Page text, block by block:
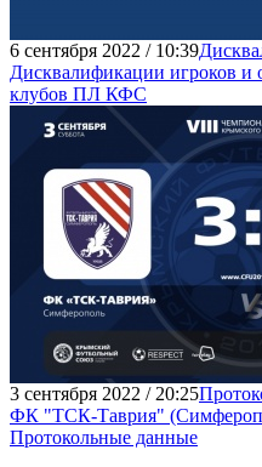
6 сентября 2022 / 10:39
Дисквалификации игроков
клубов ПЛ КФС
3 сентября 2022 / 20:25
ФК "ТСК-Таврия"
Протокольные данные